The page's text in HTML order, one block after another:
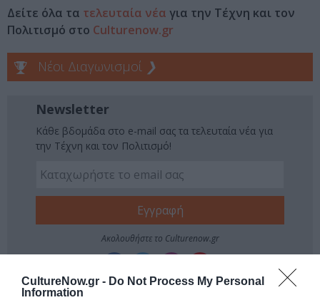
CultureNow.gr - Do Not Process My Personal
Information
Δείτε όλα τα τελευταία νέα για την Τέχνη και τον
Πολιτισμό στο Culturenow.gr
Νέοι Διαγωνισμοί ❯
Newsletter
Κάθε βδομάδα στο e-mail σας τα τελευταία νέα για
την Τέχνη και τον Πολιτισμό!
Ακολουθήστε το Culturenow.gr